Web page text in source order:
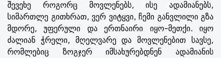
შევეხე როგორც მოვლენებს, ისე ადამიანებს,
სიმართლე გითხრათ, ვერ ვიტყვი, ჩემი განვლილი გზა
მდორე, უფერული და ერთნაირი იყო-მეთქი. იყო
ძალიან ჭრელი, მღელვარე და მოვლენებით სავსე,
რომლებიც ზოგჯერ იმსახურებდნენ ადამიანის